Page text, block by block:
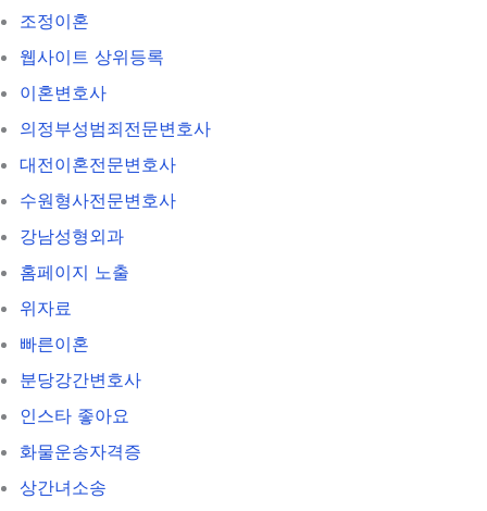
조정이혼
웹사이트 상위등록
이혼변호사
의정부성범죄전문변호사
대전이혼전문변호사
수원형사전문변호사
강남성형외과
홈페이지 노출
위자료
빠른이혼
분당강간변호사
인스타 좋아요
화물운송자격증
상간녀소송